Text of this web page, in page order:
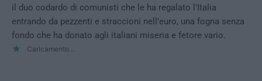
il duo codardo di comunisti che le ha regalato l’Italia
entrando da pezzenti e straccioni nell’euro, una fogna senza
fondo che ha donato agli italiani miseria e fetore vario.
Caricamento...